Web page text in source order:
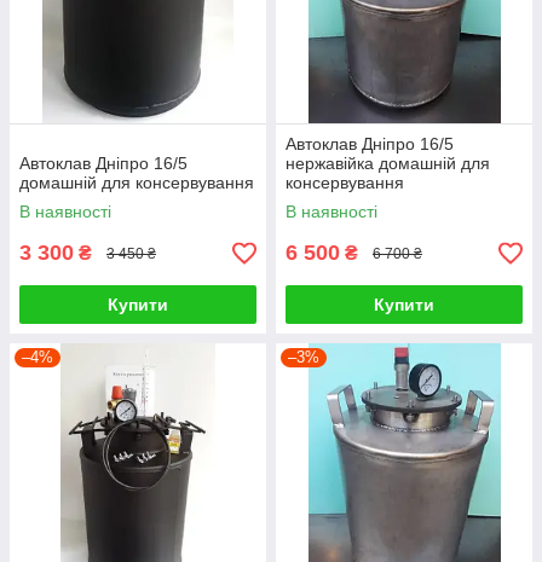
Автоклав Дніпро 16/5
домашній для консервування
В наявності
3 300 ₴ 3 450 ₴
Купити
Автоклав Дніпро 16/5
нержавійка домашній для
консервування
В наявності
6 500 ₴ 6 700 ₴
Купити
–4% –3%